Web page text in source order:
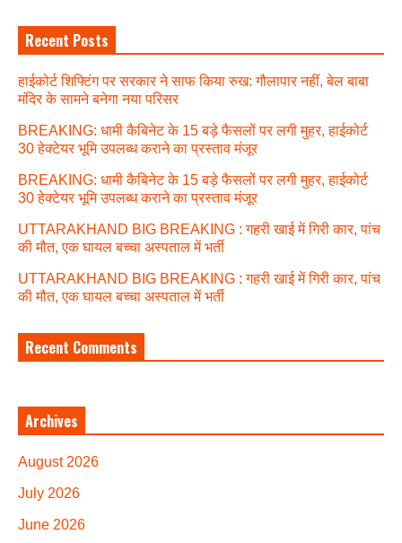
Recent Posts
हाईकोर्ट शिफ्टिंग पर सरकार ने साफ किया रुख: गौलापार नहीं, बेल बाबा
मंदिर के सामने बनेगा नया परिसर
BREAKING: धामी कैबिनेट के 15 बड़े फैसलों पर लगी मुहर, हाईकोर्ट
30 हेक्टेयर भूमि उपलब्ध कराने का प्रस्ताव मंजूर
BREAKING: धामी कैबिनेट के 15 बड़े फैसलों पर लगी मुहर, हाईकोर्ट
30 हेक्टेयर भूमि उपलब्ध कराने का प्रस्ताव मंजूर
UTTARAKHAND BIG BREAKING : गहरी खाई में गिरी कार, पांच
की मौत, एक घायल बच्चा अस्पताल में भर्ती
UTTARAKHAND BIG BREAKING : गहरी खाई में गिरी कार, पांच
की मौत, एक घायल बच्चा अस्पताल में भर्ती
Recent Comments
Archives
August 2026
July 2026
June 2026